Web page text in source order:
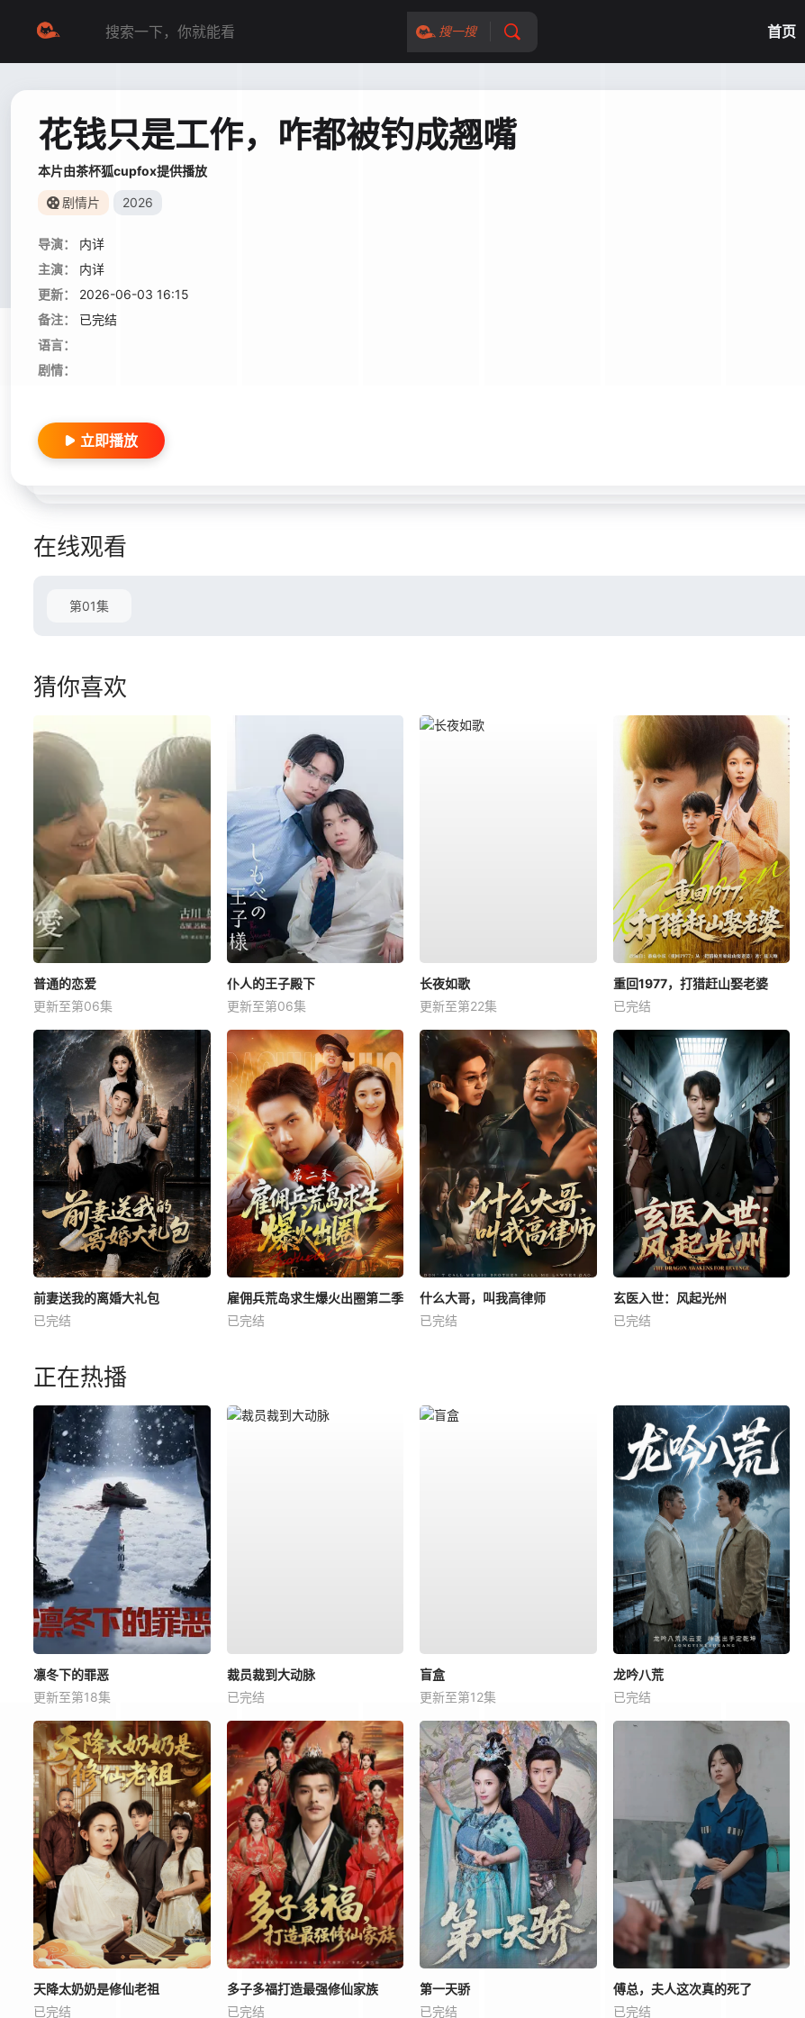
搜一搜 首页
花钱只是工作，咋都被钓成翘嘴
本片由茶杯狐cupfox提供播放
剧情片 2026
导演：
内详
主演：
内详
更新：
2026-06-03 16:15
备注：
已完结
语言：
剧情：
立即播放
在线观看
第01集
猜你喜欢
普通的恋爱
更新至第06集
仆人的王子殿下
更新至第06集
长夜如歌
更新至第22集
重回1977，打猎赶山娶老婆
已完结
前妻送我的离婚大礼包
已完结
雇佣兵荒岛求生爆火出圈第二季
已完结
什么大哥，叫我高律师
已完结
玄医入世：风起光州
已完结
正在热播
凛冬下的罪恶
更新至第18集
裁员裁到大动脉
已完结
盲盒
更新至第12集
龙吟八荒
已完结
天降太奶奶是修仙老祖
已完结
多子多福打造最强修仙家族
已完结
第一天骄
已完结
傅总，夫人这次真的死了
已完结